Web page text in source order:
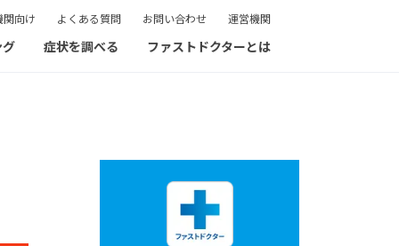
関向け よくある質問 お問い合わせ 運営機関
症状を調べる ファストドクターとは